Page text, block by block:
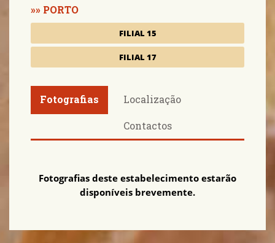
PORTO
FILIAL 15
FILIAL 17
Fotografias Localização
Contactos
Fotografias deste estabelecimento estarão
disponíveis brevemente.